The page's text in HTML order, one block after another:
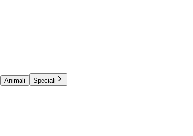
Animali
Speciali